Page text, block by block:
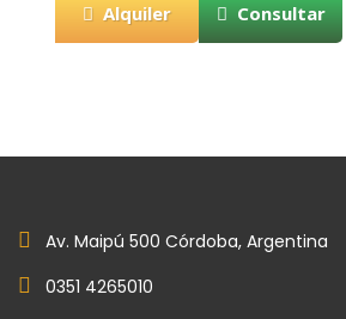
Av. Maipú 500 Córdoba, Argentina
0351 4265010
Alquiler Consultar